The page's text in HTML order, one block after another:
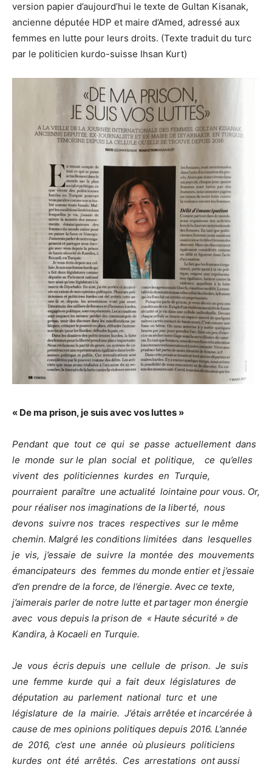
version papier d’aujourd’hui le texte de Gultan Kisanak,
ancienne députée HDP et maire d’Amed, adressé aux
femmes en lutte pour leurs droits. (Texte traduit du turc
par le politicien kurdo-suisse Ihsan Kurt)
« De ma prison, je suis avec vos luttes »
Pendant que tout ce qui se passe actuellement dans
le monde sur le plan social et politique, ce qu’elles
vivent des politiciennes kurdes en Turquie,
pourraient paraître une actualité lointaine pour vous. Or,
pour réaliser nos imaginations de la liberté, nous
devons suivre nos traces respectives sur le même
chemin. Malgré les conditions limitées dans lesquelles
je vis, j’essaie de suivre la montée des mouvements
émancipateurs des femmes du monde entier et j’essaie
d’en prendre de la force, de l’énergie. Avec ce texte,
j’aimerais parler de notre lutte et partager mon énergie
avec vous depuis la prison de « Haute sécurité » de
Kandira, à Kocaeli en Turquie.
Je vous écris depuis une cellule de prison. Je suis
une femme kurde qui a fait deux législatures de
députation au parlement national turc et une
législature de la mairie. J’étais arrêtée et incarcérée à
cause de mes opinions politiques depuis 2016. L’année
de 2016, c’est une année où plusieurs politiciens
kurdes ont été arrêtés. Ces arrestations ont aussi